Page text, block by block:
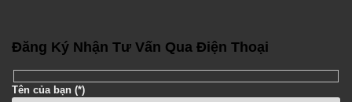
Đăng Ký Nhận Tư Vấn Qua Điện Thoại
Tên của bạn (*)